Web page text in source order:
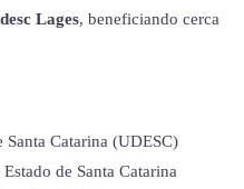
Lages, beneficiando cerca
Catarina (UDESC)
de Santa Catarina